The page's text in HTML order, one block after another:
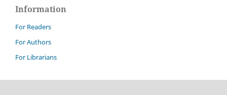
Information
For Readers
For Authors
For Librarians